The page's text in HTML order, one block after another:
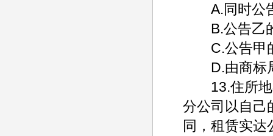
A.同时公告
B.公告乙的
C.公告甲的
D.由商标
13.住所地
分公司以自己
同，租赁实达